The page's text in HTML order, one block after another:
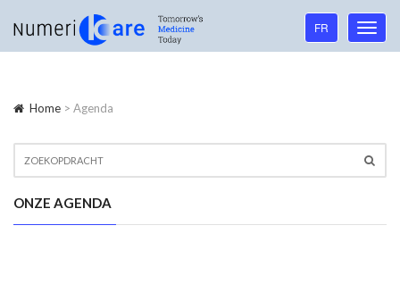
Language
navigation
FR
Home > Agenda
ONZE AGENDA